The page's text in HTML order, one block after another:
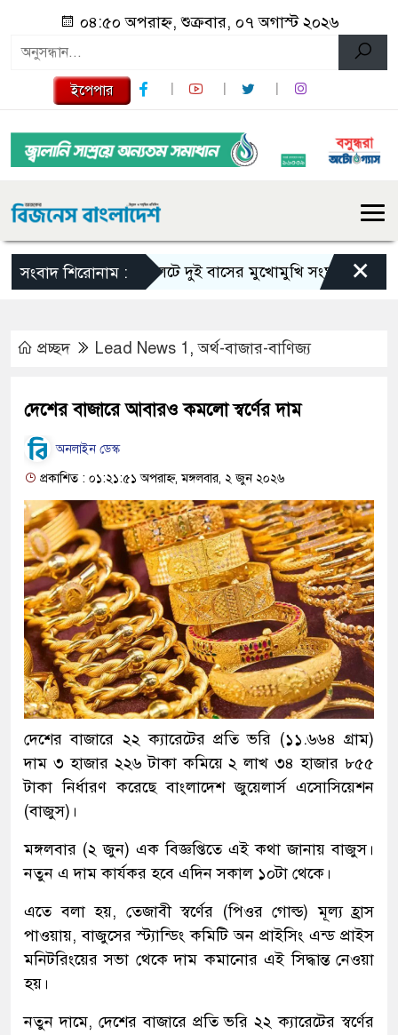
০৪:৫০ অপরাহ্ন, শুক্রবার, ০৭ অগাস্ট ২০২৬
ইপেপার
সংবাদ শিরোনাম :সিলেটে দুই বাসের মুখোমুখি সংঘর্ষে নিহত বেড়ে ৯
×
প্রচ্ছদ Lead News 1 ,অর্থ-বাজার-বাণিজ্য
দেশের বাজারে আবারও কমলো স্বর্ণের দাম
অনলাইন ডেস্ক
প্রকাশিত : ০১:২১:৫১ অপরাহ্ন, মঙ্গলবার, ২ জুন ২০২৬
দেশের বাজারে ২২ ক্যারেটের প্রতি ভরি (১১.৬৬৪ গ্রাম)
দাম ৩ হাজার ২২৬ টাকা কমিয়ে ২ লাখ ৩৪ হাজার ৮৫৫
টাকা নির্ধারণ করেছে বাংলাদেশ জুয়েলার্স এসোসিয়েশন
(বাজুস)।
মঙ্গলবার (২ জুন) এক বিজ্ঞপ্তিতে এই কথা জানায় বাজুস।
নতুন এ দাম কার্যকর হবে এদিন সকাল ১০টা থেকে।
এতে বলা হয়, তেজাবী স্বর্ণের (পিওর গোল্ড) মূল্য হ্রাস
পাওয়ায়, বাজুসের স্ট্যান্ডিং কমিটি অন প্রাইসিং এন্ড প্রাইস
মনিটরিংয়ের সভা থেকে দাম কমানোর এই সিদ্ধান্ত নেওয়া
হয়।
নতুন দামে, দেশের বাজারে প্রতি ভরি ২২ ক্যারেটের স্বর্ণের